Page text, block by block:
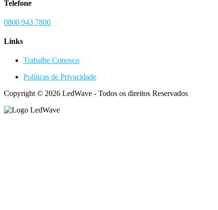
Telefone
0800 943 7800
Links
Trabalhe Conosco
Políticas de Privacidade
Copyright © 2026 LedWave - Todos os direitos Reservados